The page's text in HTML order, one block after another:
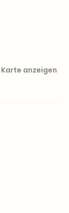
anzeigen